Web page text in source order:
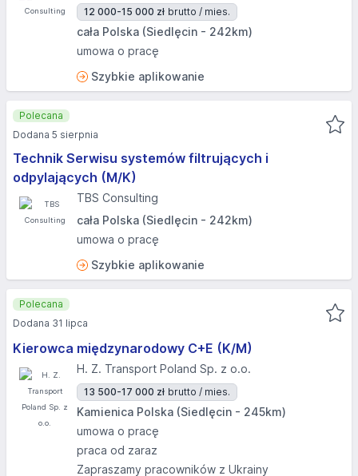
12 000-15 000 zł brutto / mies.
cała Polska (Siedlęcin - 242km)
umowa o pracę
Szybkie aplikowanie
Technik Serwisu systemów filtrujących i
odpylających (M/K)
TBS Consulting
cała Polska (Siedlęcin - 242km)
umowa o pracę
Szybkie aplikowanie
Polecana
Dodana 5 sierpnia
Kierowca międzynarodowy C+E (K/M)
H. Z. Transport Poland Sp. z o.o.
13 500-17 000 zł brutto / mies.
Kamienica Polska (Siedlęcin - 245km)
umowa o pracę
praca od zaraz
Zapraszamy pracowników z Ukrainy
Polecana
Dodana 31 lipca